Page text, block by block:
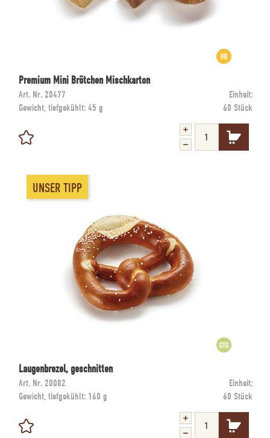
Premium Mini Brötchen Mischkarton
Art. Nr. 20477
Einheit:
Gewicht, tiefgekühlt: 45 g 60 Stück
UNSER TIPP
Laugenbrezel, geschnitten
Art. Nr. 20082
Einheit:
Gewicht, tiefgekühlt: 160 g 60 Stück